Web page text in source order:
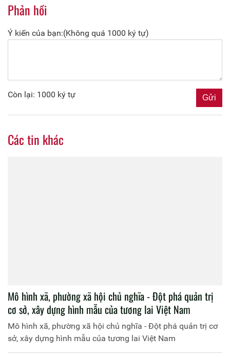
Phản hồi
Ý kiến của bạn:(Không quá 1000 ký tự)
Còn lại: 1000 ký tự
Các tin khác
Mô hình xã, phường xã hội chủ nghĩa - Đột phá quản trị
cơ sở, xây dựng hình mẫu của tương lai Việt Nam
Mô hình xã, phường xã hội chủ nghĩa - Đột phá quản trị cơ
sở, xây dựng hình mẫu của tương lai Việt Nam